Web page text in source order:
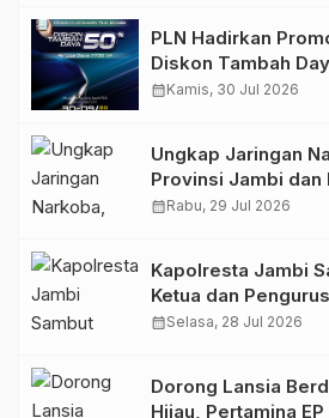
PLN Hadirkan
Diskon Tambah
GIIAS 2026
calendar_monthKamis, 30 Jul 2026
Ungkap Jaringan
Provinsi Jambi dan
Amankan Sembilan
calendar_monthRabu, 29 Jul 2026
Kapolresta Jambi
Ketua dan
Perkuat Sinergi dan
calendar_monthSelasa, 28 Jul 2026
Dorong Lansia
Hijau, Pertamina